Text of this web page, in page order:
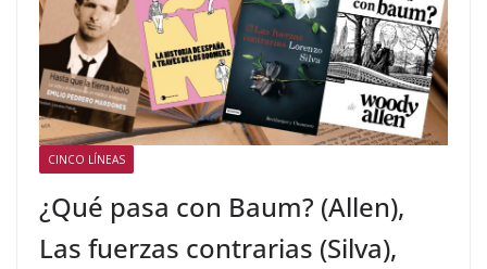
CINCO LÍNEAS
¿Qué pasa con Baum? (Allen),
Las fuerzas contrarias (Silva),